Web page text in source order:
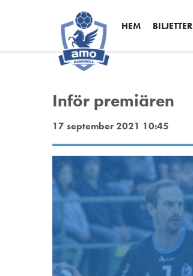
HEM BILJETTER
Inför premiären
17 september 2021 10:45